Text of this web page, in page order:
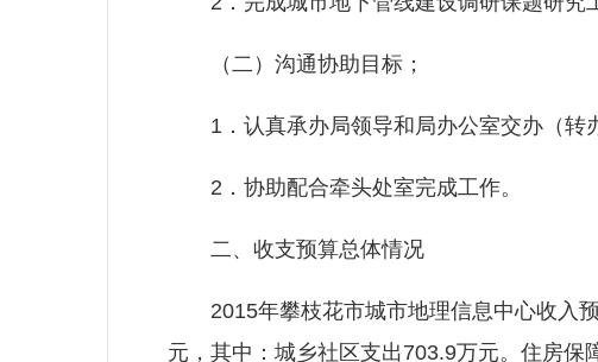
（二）沟通协助目标；
1．认真承办局领导和局办公室交办（转
2．协助配合牵头处室完成工作。
二、收支预算总体情况
2015年攀枝花市城市地理信息中心收入预
元，其中：城乡社区支出703.9万元。住房保